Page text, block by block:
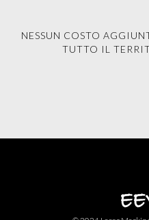
NESSUN COSTO
TUTTO IL